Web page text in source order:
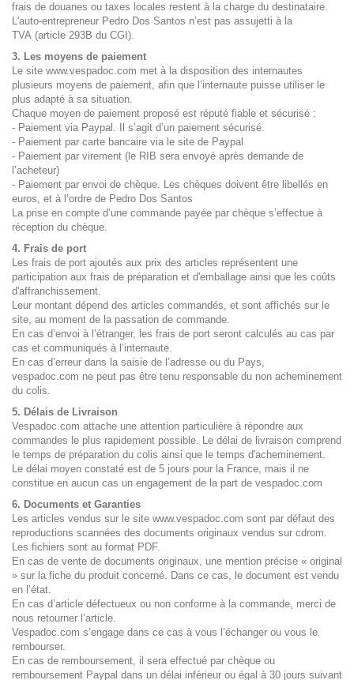
frais de douanes ou taxes locales restent à la charge du destinataire.
L'auto-entrepreneur Pedro Dos Santos n’est pas assujetti à la
TVA (article 293B du CGI).
3. Les moyens de paiement
Le site www.vespadoc.com met à la disposition des internautes
plusieurs moyens de paiement, afin que l’internaute puisse utiliser le
plus adapté à sa situation.
Chaque moyen de paiement proposé est réputé fiable et sécurisé :
- Paiement via Paypal. Il s’agit d’un paiement sécurisé.
- Paiement par carte bancaire via le site de Paypal
- Paiement par virement (le RIB sera envoyé après demande de
l’acheteur)
- Paiement par envoi de chèque. Les chèques doivent être libellés en
euros, et à l’ordre de Pedro Dos Santos
La prise en compte d’une commande payée par chèque s’effectue à
réception du chèque.
4. Frais de port
Les frais de port ajoutés aux prix des articles représentent une
participation aux frais de préparation et d'emballage ainsi que les coûts
d'affranchissement.
Leur montant dépend des articles commandés, et sont affichés sur le
site, au moment de la passation de commande.
En cas d’envoi à l’étranger, les frais de port seront calculés au cas par
cas et communiqués à l’internaute.
En cas d’erreur dans la saisie de l’adresse ou du Pays,
vespadoc.com ne peut pas être tenu responsable du non acheminement
du colis.
5. Délais de Livraison
Vespadoc.com attache une attention particulière à répondre aux
commandes le plus rapidement possible. Le délai de livraison comprend
le temps de préparation du colis ainsi que le temps d'acheminement.
Le délai moyen constaté est de 5 jours pour la France, mais il ne
constitue en aucun cas un engagement de la part de vespadoc.com
6. Documents et Garanties
Les articles vendus sur le site www.vespadoc.com sont par défaut des
reproductions scannées des documents originaux vendus sur cdrom.
Les fichiers sont au format PDF.
En cas de vente de documents originaux, une mention précise « original
» sur la fiche du produit concerné. Dans ce cas, le document est vendu
en l’état.
En cas d’article défectueux ou non conforme à la commande, merci de
nous retourner l’article.
Vespadoc.com s’engage dans ce cas à vous l’échanger ou vous le
rembourser.
En cas de remboursement, il sera effectué par chèque ou
remboursement Paypal dans un délai inférieur ou égal à 30 jours suivant